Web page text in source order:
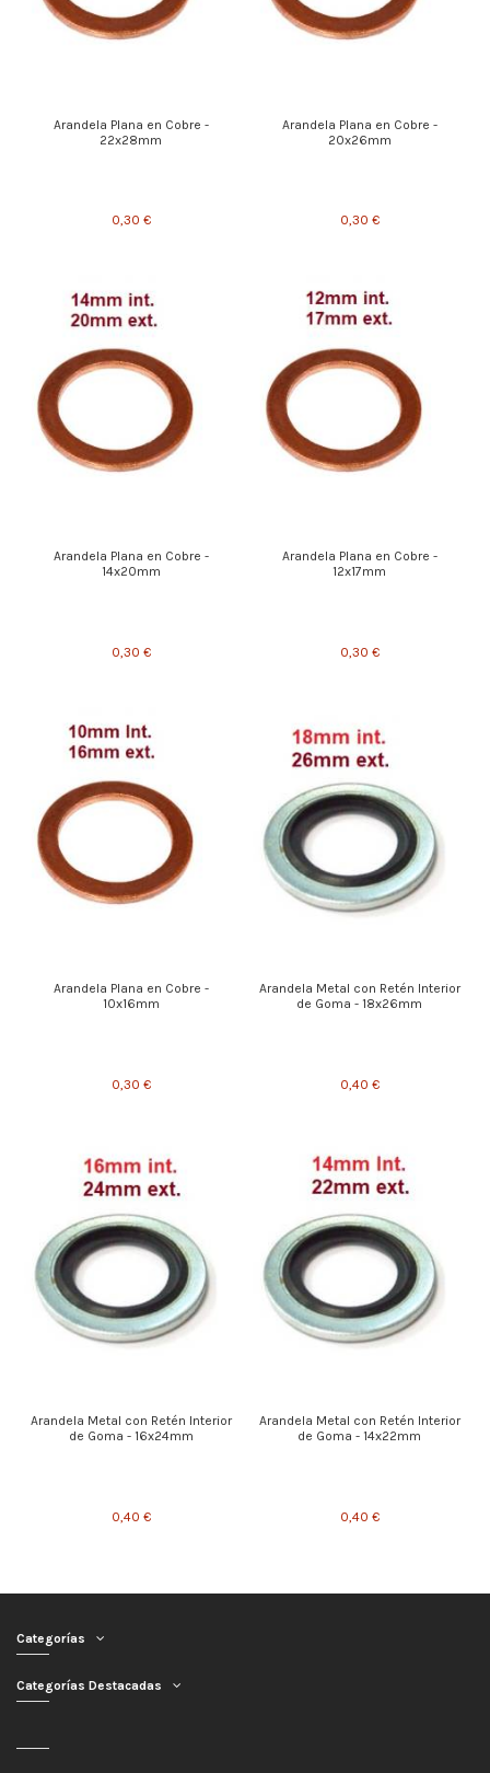
Arandela Plana en Cobre -
22x28mm
0,30 €
Arandela Plana en Cobre -
20x26mm
0,30 €
Arandela Plana en Cobre -
14x20mm
0,30 €
Arandela Plana en Cobre -
12x17mm
0,30 €
Arandela Plana en Cobre -
10x16mm
0,30 €
Arandela Metal con Retén Interior
de Goma - 18x26mm
0,40 €
Arandela Metal con Retén Interior
de Goma - 16x24mm
0,40 €
Arandela Metal con Retén Interior
de Goma - 14x22mm
0,40 €
Categorías
Categorías Destacadas